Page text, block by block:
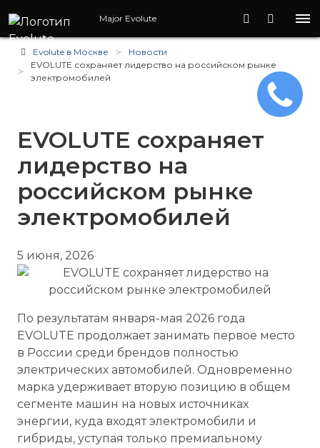
Major Evolute
Evolute в Москве
Новости
EVOLUTE сохраняет лидерство на российском рынке
электромобилей
EVOLUTE сохраняет
лидерство на
российском рынке
электромобилей
5 июня, 2026
По результатам января-мая 2026 года
EVOLUTE продолжает занимать первое место
в России среди брендов полностью
электрических автомобилей. Одновременно
марка удерживает вторую позицию в общем
сегменте машин на новых источниках
энергии, куда входят электромобили и
гибриды, уступая только премиальному